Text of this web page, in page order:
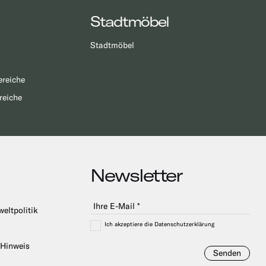
Stadtmöbel
Stadtmöbel
Newsletter
Ich akzeptiere die Datenschutzerklärung
Senden